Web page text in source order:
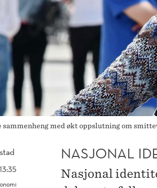
med økt oppslutning om
NASJONAL
Nasjonal